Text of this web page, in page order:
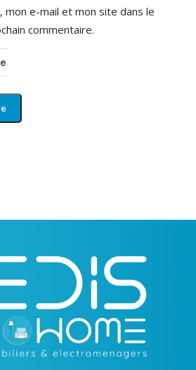
mon e-mail et mon site dans le
commentaire.